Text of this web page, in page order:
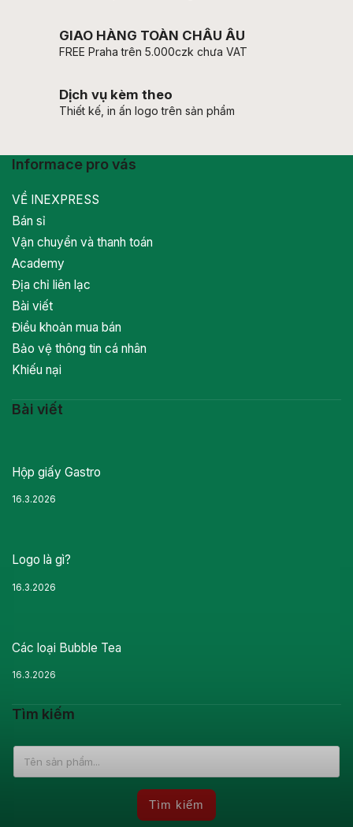
GIAO HÀNG TOÀN CHÂU ÂU
FREE Praha trên 5.000czk chưa VAT
Dịch vụ kèm theo
Thiết kế, in ấn logo trên sản phẩm
Informace pro vás
VỀ INEXPRESS
Bán sỉ
Vận chuyển và thanh toán
Academy
Địa chỉ liên lạc
Bài viết
Điều khoản mua bán
Bảo vệ thông tin cá nhân
Khiếu nại
Bài viết
Hộp giấy Gastro
16.3.2026
Logo là gì?
16.3.2026
Các loại Bubble Tea
16.3.2026
Tìm kiếm
Tìm kiếm